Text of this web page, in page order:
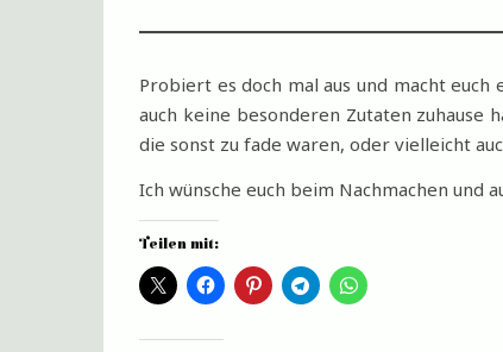
Probiert es doch mal aus und macht
auch keine besonderen Zutaten zuhause
die sonst zu fade waren, oder vielleicht
Ich wünsche euch beim Nachmachen
Teilen mit: